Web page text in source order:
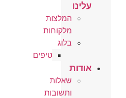
עלינו
המלצות
מלקוחות
בלוג
טיפים
אודות
שאלות
ותשובות